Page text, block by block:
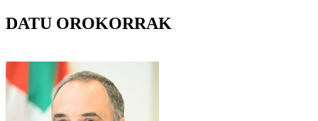
DATU OROKORRAK